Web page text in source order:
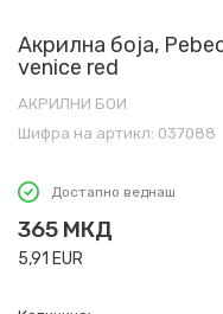
Акрилна боја,
venice red
АКРИЛНИ БОИ
Шифра на артикл: 037088
Достапно веднаш
365 МКД
5,91 EUR